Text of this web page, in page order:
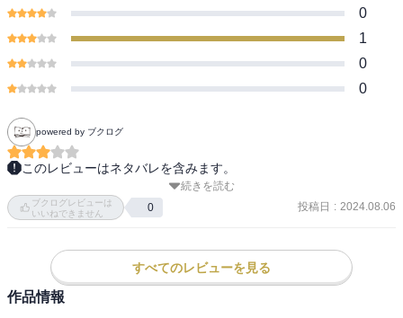
0
1
0
0
powered by ブクログ
このレビューはネタバレを含みます。
2巻まで読んだ。未完結。
自分が人生やり直すんじゃなくて、旦那がやり直すことで人生が変
わる話。まだ始まったばかりという感じだけど、つかみとしては良
かったかなーと思う。この後小さくまとまらず、面白くなってくれ
たらいいな。
続きを読む
ブクログレビューは
いいねできません
0 投稿日 : 2024.08.06
すべてのレビューを見る
作品情報